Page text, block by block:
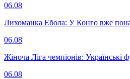
06.08
Лихоманка Ебола: У Конго вже
06.08
Жіноча Ліга чемпіонів: Українські
06.08